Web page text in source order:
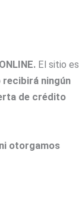
El sitio es
recibirá ningún
de crédito
otorgamos